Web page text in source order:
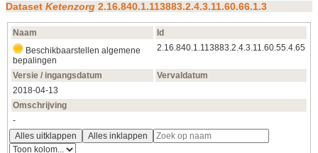
Dataset Ketenzorg 2.16.840.1.113883.2.4.3.11.60.66.1.3
Naam
Id
Beschikbaarstellen algemene
bepalingen
2.16.840.1.113883.2.4.3.11.60.55.4.65
Versie / ingangsdatum
Vervaldatum
2018‑04‑13
Omschrijving
-
Alles uitklappen
Alles inklappen